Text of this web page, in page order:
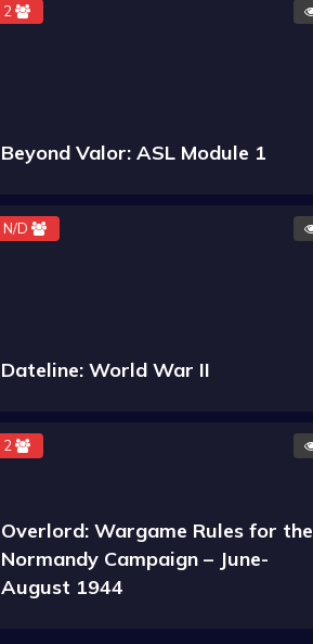
2
Beyond Valor: ASL Module 1
N/D
Dateline: World War II
2
Overlord: Wargame Rules for the
Normandy Campaign – June-
August 1944